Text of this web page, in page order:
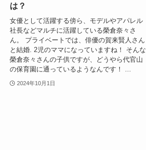
は？
女優として活躍する傍ら、モデルやアパレル
社長などマルチに活躍している榮倉奈々さ
ん。 プライベートでは、俳優の賀来賢人さん
と結婚. 2児のママになっていますね！ そんな
榮倉奈々さんの子供ですが、どうやら代官山
の保育園に通っているようなんです！ ...
2024年10月1日